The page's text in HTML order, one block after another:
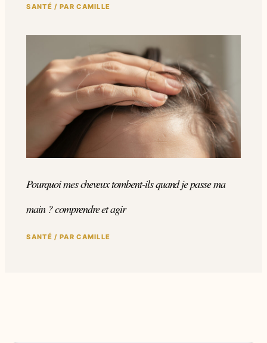
SANTÉ / PARCAMILLE
Pourquoi mes cheveux tombent-ils quand je passe ma
main ? comprendre et agir
SANTÉ / PARCAMILLE